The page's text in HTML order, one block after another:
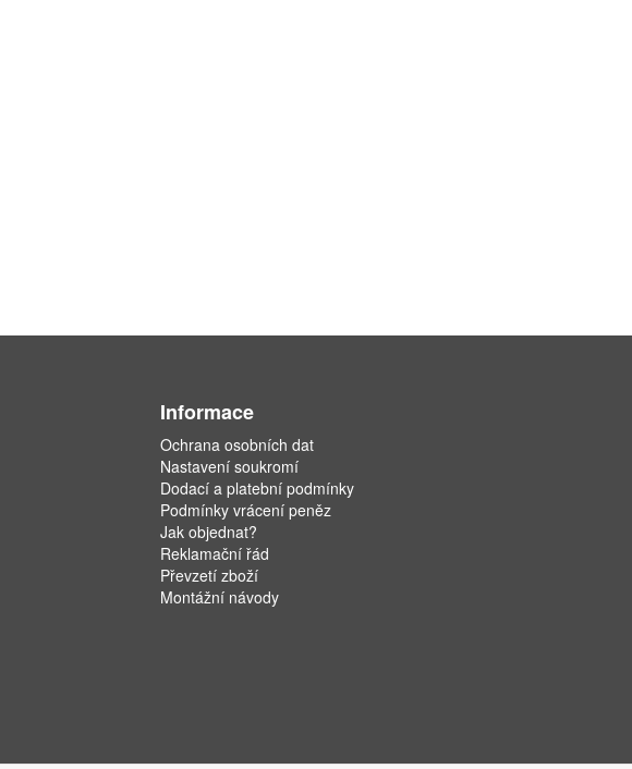
Informace
Ochrana osobních dat
Nastavení soukromí
Dodací a platební podmínky
Podmínky vrácení peněz
Jak objednat?
Reklamační řád
Převzetí zboží
Montážní návody